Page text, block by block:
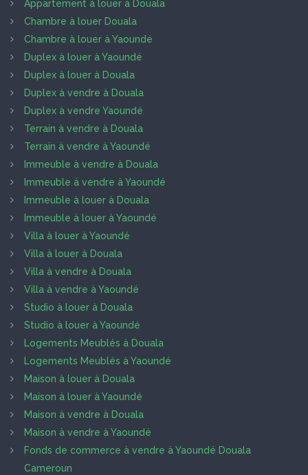
Appartement à louer à Douala
Chambre à louer Douala
Chambre à louer à Yaoundé
Duplex à louer à Yaoundé
Duplex à louer à Douala
Duplex à vendre à Douala
Duplex à vendre Yaoundé
Terrain à vendre à Douala
Terrain à vendre à Yaoundé
Immeuble à vendre à Douala
Immeuble à vendre à Yaoundé
Immeuble à louer à Douala
Immeuble à louer à Yaoundé
Villa à louer à Yaoundé
Villa à louer à Douala
Villa à vendre à Douala
Villa à vendre à Yaoundé
Studio à louer à Douala
Studio à louer à Yaoundé
Logements Meublés à Douala
Logements Meublés à Yaoundé
Maison à louer à Douala
Maison à louer à Yaoundé
Maison à vendre à Douala
Maison à vendre à Yaoundé
Fonds de commerce à vendre à Yaoundé Douala
Cameroun